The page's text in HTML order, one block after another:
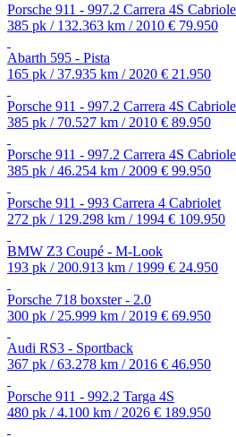
Porsche 911 - 997.2 Carrera 4S
385 pk / 132.363 km / 2010 € 79.950
Abarth 595 - Pista
165 pk / 37.935 km / 2020 € 21.950
Porsche 911 - 997.2 Carrera 4S
385 pk / 70.527 km / 2010 € 89.950
Porsche 911 - 997.2 Carrera 4S
385 pk / 46.254 km / 2009 € 99.950
Porsche 911 - 993 Carrera 4 Cabriolet
272 pk / 129.298 km / 1994 € 109.950
BMW Z3 Coupé - M-Look
193 pk / 200.913 km / 1999 € 24.950
Porsche 718 boxster - 2.0
300 pk / 25.999 km / 2019 € 69.950
Audi RS3 - Sportback
367 pk / 63.278 km / 2016 € 46.950
Porsche 911 - 992.2 Targa 4S
480 pk / 4.100 km / 2026 € 189.950